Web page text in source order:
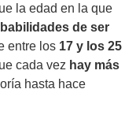
la edad en la que
de ser
entre los 17 y los 25
cada vez hay más
hasta hace